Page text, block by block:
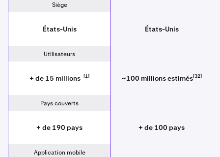
Siège
États-Unis États-Unis
Utilisateurs
+ de 15 millions [1] ~100 millions estimés[32]
Pays couverts
+ de 190 pays + de 100 pays
Application mobile